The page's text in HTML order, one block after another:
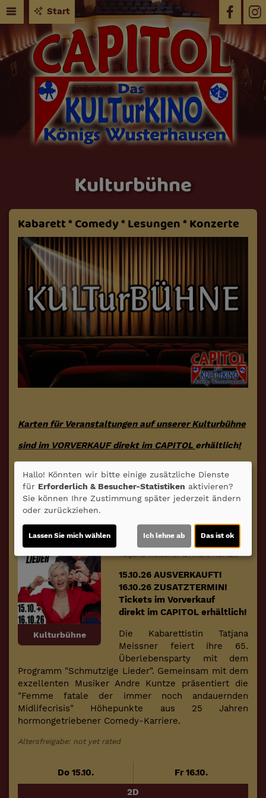
Start
Kulturbühne
Kabarett * Comedy * Lesungen * Konzerte
Karten für Veranstaltungen auf unserer Kulturbühne
sind im VORVERKAUF direkt im CAPITOL erhältlich!
Kulturbühne
SCHMUTZIGE LIEDER
Tatjana Meissner & Andre Kuntze
15.10.26 AUSVERKAUFT!
16.10.26 ZUSATZTERMIN!
Tickets im Vorverkauf
direkt im CAPITOL erhältlich!
Die Kabarettistin Tatjana
Meissner feiert ihre 65.
Überlebensparty mit dem
Programm "Schmutzige Lieder". Gemeinsam mit dem
exzellenten Musiker Andre Kuntze präsentiert die
"Femme fatale der immer noch andauernden
Midlifecrisis" Höhepunkte aus 25 Jahren
hormongetriebener Comedy-Karriere.
Altersfreigabe: not yet rated
Do 15.10.
Fr 16.10.
2D
Hallo! Könnten wir bitte einige zusätzliche Dienste
für Erforderlich & Besucher-Statistiken aktivieren?
Sie können Ihre Zustimmung später jederzeit ändern
oder zurückziehen.
Lassen Sie mich wählen Ich lehne ab Das ist ok